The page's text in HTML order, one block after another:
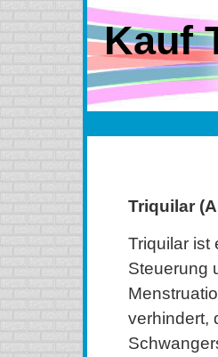
Kauf
Triquilar
Triquilar ist
Steuerung
verhindert,